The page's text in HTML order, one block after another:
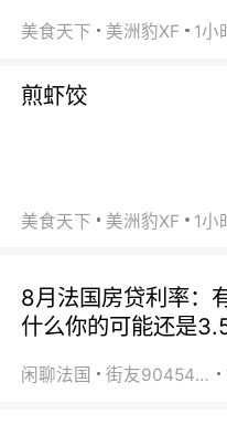
美食天下 美洲豹XF 1小
煎虾饺
美食天下 美洲豹XF 1小
8月法国房贷利率：
什么你的可能还是
闲聊法国 街友90454511